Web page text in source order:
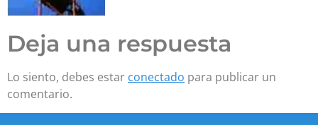
Deja una respuesta
Lo siento, debes estar conectado para publicar un
comentario.